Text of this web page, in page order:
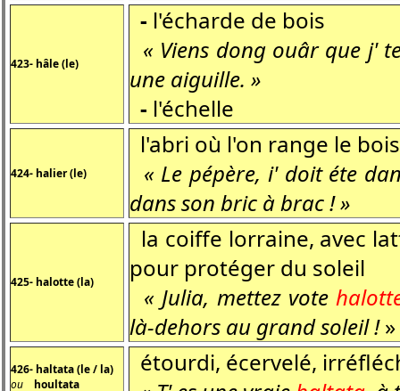
423- hâle (le)
- l'écharde de bois
« Viens dong ouâr que j'
une aiguille. »
- l'échelle
424- halier (le)
l'abri où l'on range le
« Le pépère, i' doit éte
dans son bric à brac ! »
425- halotte (la)
la coiffe lorraine, avec
pour protéger du soleil
« Julia, mettez vote
là-dehors au grand soleil !»
426- haltata(le / la)
ou houltata
étourdi, écervelé,